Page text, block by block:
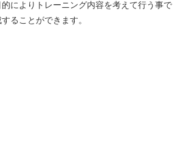
によりトレーニング内容を考えて行う事で
ることができます。